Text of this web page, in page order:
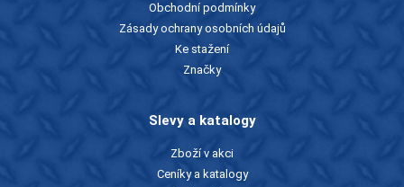
Obchodní podmínky
Zásady ochrany osobních údajů
Ke stažení
Značky
Slevy a katalogy
Zboží v akci
Ceníky a katalogy